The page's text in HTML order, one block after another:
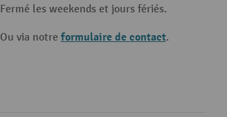
Fermé les weekends et jours fériés.
Ou via notre formulaire de contact.